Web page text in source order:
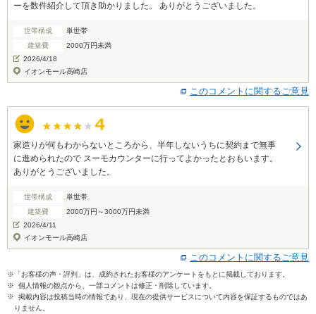
ーを数件紹介して頂き助かりました。 ありがとうございました。
世帯構成
単世帯
建築費
2000万円未満
2026/4/18
イオンモール高崎店
このコメントに関するご意見
家造りが何もわからないところから、半年しないうちに契約まで無事
に進められたので スーモカウンターに行ってよかったとおもいます。
ありがとうございました。
世帯構成
単世帯
建築費
2000万円～3000万円未満
2026/4/11
イオンモール高崎店
このコメントに関するご意見
※「お客様の声・評判」は、成約されたお客様のアンケートをもとに掲載しております。
※ 個人情報の観点から、一部コメントは修正・削除しています。
※ 掲載内容は投稿当時の情報であり、現在の提供サービスについて内容を保証するものではあ
りません。